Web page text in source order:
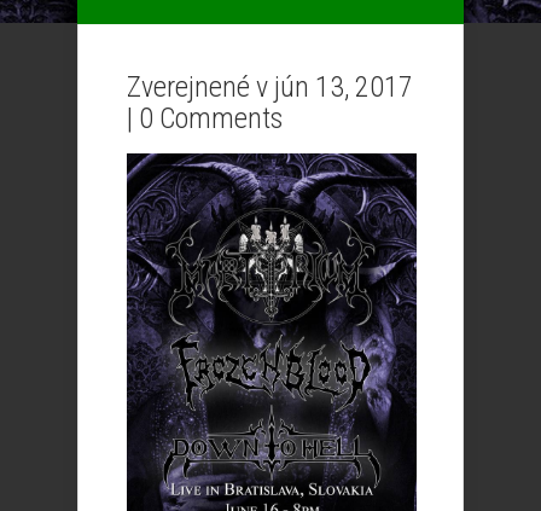
Zverejnené v jún 13, 2017
| 0 Comments